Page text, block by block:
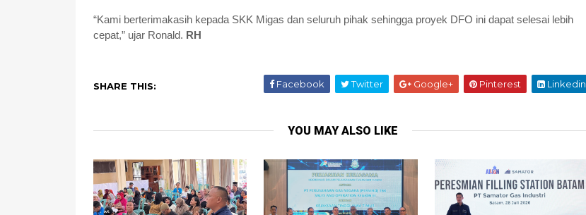
“Kami berterimakasih kepada SKK Migas dan seluruh pihak sehingga proyek DFO ini dapat selesai lebih
cepat,” ujar Ronald. RH
SHARE THIS: Facebook Twitter Google+ Pinterest Linkedin
YOU MAY ALSO LIKE